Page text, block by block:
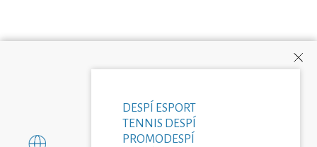
DESPÍ ESPORT
TENNIS DESPÍ
PROMODESPÍ